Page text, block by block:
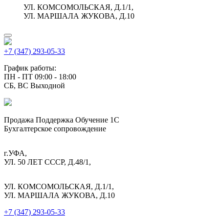
УЛ. КОМСОМОЛЬСКАЯ, Д.1/1,
УЛ. МАРШАЛА ЖУКОВА, Д.10
+7 (347) 293-05-33
График работы:
ПН - ПТ 09:00 - 18:00
СБ, ВС Выходной
Продажа Поддержка Обучение 1С
Бухгалтерское сопровождение
г.УФА,
УЛ. 50 ЛЕТ СССР, Д.48/1,
УЛ. КОМСОМОЛЬСКАЯ, Д.1/1,
УЛ. МАРШАЛА ЖУКОВА, Д.10
+7 (347) 293-05-33